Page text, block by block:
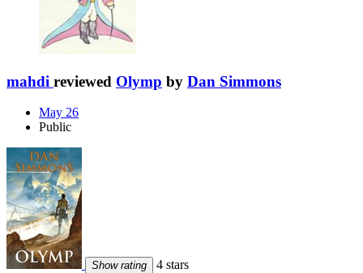
mahdi reviewed Olymp by Dan Simmons
May 26
Public
Show rating 4 stars